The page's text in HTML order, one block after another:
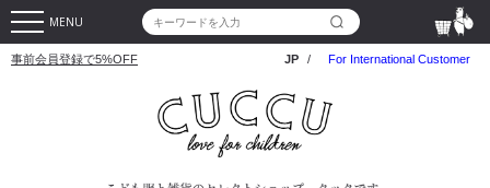
MENU
事前会員登録で5%OFF JP / For International Customer